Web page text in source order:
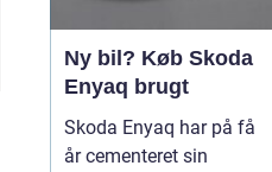
Ny bil? Køb Skoda
Enyaq brugt
Skoda Enyaq har på få
år cementeret sin